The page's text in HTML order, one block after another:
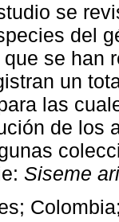
se
del
se han
un
las
de los
Siseme